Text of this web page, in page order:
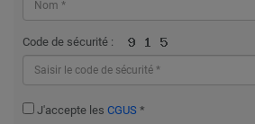
Code de sécurité :
J'accepte les CGUS *